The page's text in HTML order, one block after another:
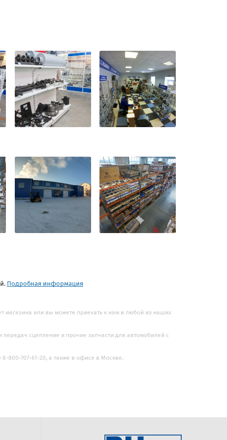
Подробная информация
магазина или вы можете приехать к нам в любой из наших
передач сцепление и прочие запчасти для автомобилей с
800-707-61-20, а также в офисе в Москве.